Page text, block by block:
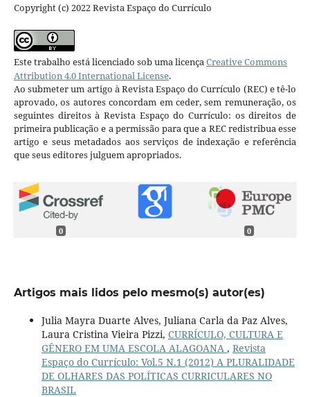
Copyright (c) 2022 Revista Espaço do Currículo
Este trabalho está licenciado sob uma licençaCreative Commons
Attribution 4.0 International License.
Ao submeter um artigo à Revista Espaço do Currículo (REC) e tê-lo
aprovado, os autores concordam em ceder, sem remuneração, os
seguintes direitos à Revista Espaço do Currículo: os direitos de
primeira publicação e a permissão para que a REC redistribua esse
artigo e seus metadados aos serviços de indexação e referência
que seus editores julguem apropriados.
0 0
Artigos mais lidos pelo mesmo(s) autor(es)
Julia Mayra Duarte Alves, Juliana Carla da Paz Alves,
Laura Cristina Vieira Pizzi, CURRÍCULO, CULTURA E
GÊNERO EM UMA ESCOLA ALAGOANA , Revista
Espaço do Currículo: Vol.5 N.1 (2012) A PLURALIDADE
DE OLHARES DAS POLÍTICAS CURRICULARES NO
BRASIL